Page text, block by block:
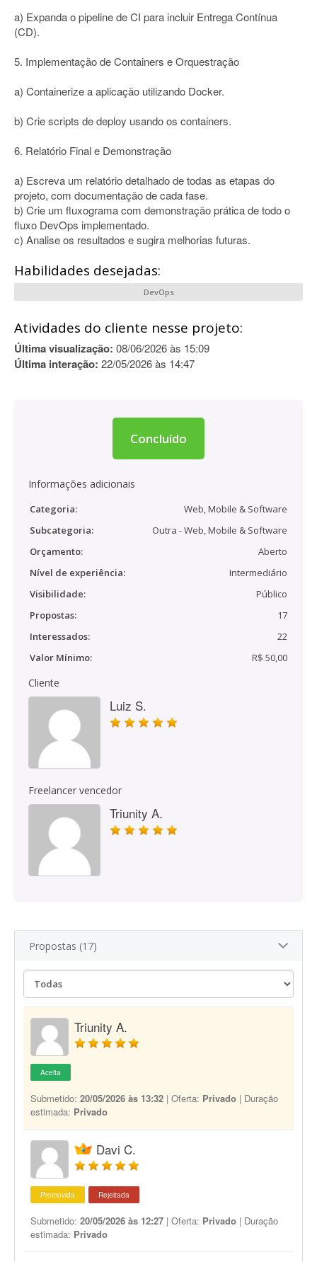
a) Expanda o pipeline de CI para incluir Entrega Contínua
(CD).
5. Implementação de Containers e Orquestração
a) Containerize a aplicação utilizando Docker.
b) Crie scripts de deploy usando os containers.
6. Relatório Final e Demonstração
a) Escreva um relatório detalhado de todas as etapas do
projeto, com documentação de cada fase.
b) Crie um fluxograma com demonstração prática de todo o
fluxo DevOps implementado.
c) Analise os resultados e sugira melhorias futuras.
Habilidades desejadas:
DevOps
Atividades do cliente nesse projeto:
Última visualização: 08/06/2026 às 15:09
Última interação: 22/05/2026 às 14:47
Concluído
Informações adicionais
Categoria:
Web, Mobile & Software
Subcategoria:
Outra - Web, Mobile & Software
Orçamento:
Aberto
Nível de experiência:
Intermediário
Visibilidade:
Público
Propostas:
17
Interessados:
22
Valor Mínimo:
R$ 50,00
Cliente
Luiz S.
Freelancer vencedor
Triunity A.
Propostas (17)
Triunity A.
Aceita
Submetido: 20/05/2026 às 13:32 | Oferta: Privado | Duração
estimada: Privado
Davi C.
Promovida Rejeitada
Submetido: 20/05/2026 às 12:27 | Oferta: Privado | Duração
estimada: Privado